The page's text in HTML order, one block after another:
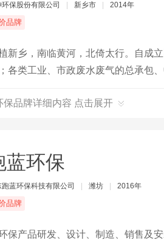
环保股份有限公司 新乡市 2014年
品牌
新乡，南临黄河，北倚太行。自成
各类工业、市政废水废气的总承包
拌式曝气机，推流搅拌式曝气机，
保品牌详细内容 点击展开
蓝环保
跑蓝环保科技有限公司 潍坊 2016年
品牌
保产品研发、设计、制造、销售及